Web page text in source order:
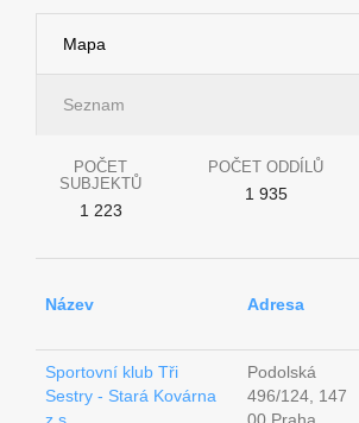
Mapa
Seznam
POČET
SUBJEKTŮ
1 223
POČET ODDÍLŮ
1 935
Název Adresa
Sportovní klub Tři
Sestry - Stará Kovárna
Podolská
496/124, 147